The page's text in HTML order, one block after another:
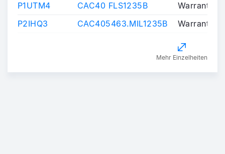
P1UTM4
CAC40 FLS1235B
Warrants/
P2IHQ3
CAC405463.MIL1235B Warrants/
Mehr Einzelheiten